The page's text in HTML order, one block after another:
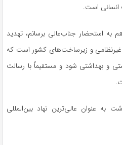
انسانی است.
به استحضار جناب‌عالی برسانم، تهدید
غیرنظامی و زیرساخت‌های کشور است که
و بهداشتی شود و مستقیماً با رسالت
به عنوان عالی‌ترین نهاد بین‌المللی